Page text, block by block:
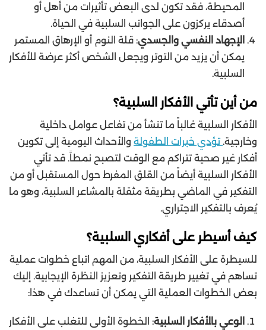
المحيطة، فقد تكون لدى البعض تأثيرات من أهل أو
أصدقاء يركزون على الجوانب السلبية في الحياة.
الإجهاد النفسي والجسدي: قلة النوم أو الإرهاق المستمر
يمكن أن يزيد من التوتر ويجعل الشخص أكثر عرضة للأفكار
السلبية.
من أين تأتي الأفكار السلبية؟
الأفكار السلبية غالباً ما تنشأ من تفاعل عوامل داخلية
وخارجية. تؤدي خبرات الطفولةوالأحداث اليومية إلى تكوين
أفكار غير صحية تتراكم مع الوقت لتصبح نمطاً. قد تأتي
الأفكار السلبية أيضاً من القلق المفرط حول المستقبل أو من
التفكير في الماضي بطريقة مثقلة بالمشاعر السلبية، وهو ما
يُعرف بالتفكير الاجتراري.
كيف أسيطر على أفكاري السلبية؟
للسيطرة على الأفكار السلبية، من المهم اتباع خطوات عملية
تساهم في تغيير طريقة التفكير وتعزيز النظرة الإيجابية. إليك
بعض الخطوات العملية التي يمكن أن تساعدك في هذا:
الوعي بالأفكار السلبية: الخطوة الأولى للتغلب على الأفكار